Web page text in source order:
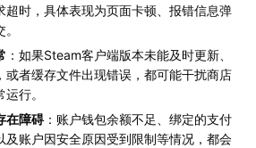
超时，具体表现为页面卡顿、报错信息弹
：如果Steam客户端版本未能及时更新、
或者缓存文件出现错误，都可能干扰商店
行。
在障碍：账户钱包余额不足、绑定的支付
及账户因安全原因受到限制等情况，都会